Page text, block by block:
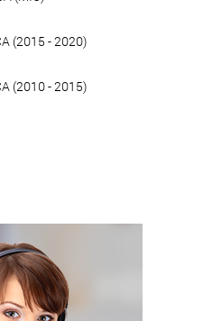
(2015 - 2020)
(2010 - 2015)